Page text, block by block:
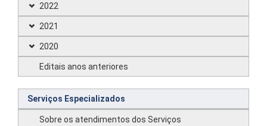
2022
2021
2020
Editais anos anteriores
Serviços Especializados
Sobre os atendimentos dos Serviços